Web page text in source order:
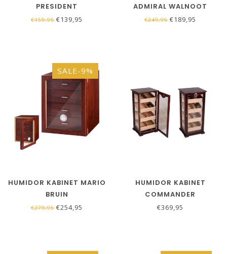
PRESIDENT
€159,95 €139,95
ADMIRAL WALNOOT
€249,95 €189,95
SALE-9%
HUMIDOR KABINET MARIO
BRUIN
€279,95 €254,95
HUMIDOR KABINET
COMMANDER
€369,95